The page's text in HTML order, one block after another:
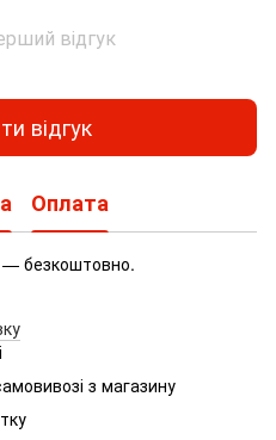
відгук
відгук
Оплата
— безкоштовно.
з магазину